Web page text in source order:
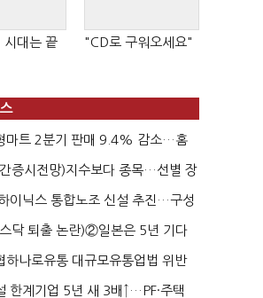
시대는 끝
"CD로 구워오세요"
마트 2분기 판매 9.4% 감소…홈
스 사태 여파...
증시전망)지수보다 종목…선별 장
어진다...
이닉스 통합노조 신설 추진…구성
성과급 불...
닥 퇴출 논란)②일본은 5년 기다
는데 우리는 ...
하나로유통 대규모유통업법 위반
…공정위, 과...
한계기업 5년 새 3배↑…PF·주택